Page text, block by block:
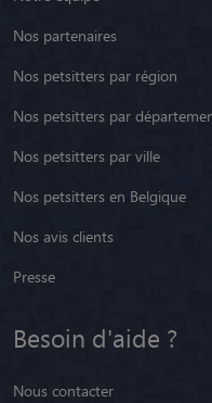
Nous connaître
Notre équipe
Nos partenaires
Nos petsitters par région
Nos petsitters par département
Nos petsitters par ville
Nos petsitters en Belgique
Nos avis clients